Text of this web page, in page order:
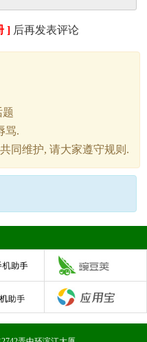
] 后再发表评论
题
骂.
同维护, 请大家遵守规则.